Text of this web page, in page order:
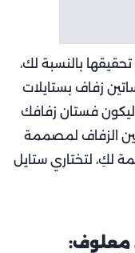
بالنسبة لك،
زفاف بستايلات
فستان زفافك
الزفاف لمصممة
لكِ، لتختاري ستايل